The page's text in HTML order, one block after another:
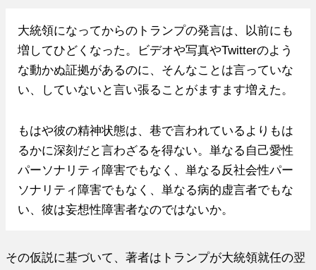
大統領になってからのトランプの発言は、以前にも
増してひどくなった。ビデオや写真やTwitterのよう
な動かぬ証拠があるのに、そんなことは言っていな
い、していないと言い張ることがますます増えた。
もはや彼の精神状態は、巷で言われているよりもは
るかに深刻だと言わざるを得ない。単なる自己愛性
パーソナリティ障害でもなく、単なる反社会性パー
ソナリティ障害でもなく、単なる病的虚言者でもな
い、彼は妄想性障害者なのではないか。
その仮説に基づいて、著者はトランプが大統領就任の翌